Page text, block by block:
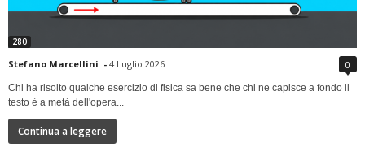
280
Stefano Marcellini - 4 Luglio 2026 0
Chi ha risolto qualche esercizio di fisica sa bene che chi ne capisce a fondo il
testo è a metà dell'opera...
Continua a leggere